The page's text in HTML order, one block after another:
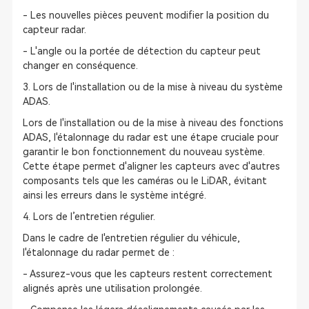
- Les nouvelles pièces peuvent modifier la position du
capteur radar.
- L'angle ou la portée de détection du capteur peut
changer en conséquence.
3. Lors de l'installation ou de la mise à niveau du système
ADAS.
Lors de l'installation ou de la mise à niveau des fonctions
ADAS, l'étalonnage du radar est une étape cruciale pour
garantir le bon fonctionnement du nouveau système.
Cette étape permet d'aligner les capteurs avec d'autres
composants tels que les caméras ou le LiDAR, évitant
ainsi les erreurs dans le système intégré.
4. Lors de l’entretien régulier.
Dans le cadre de l'entretien régulier du véhicule,
l'étalonnage du radar permet de :
- Assurez-vous que les capteurs restent correctement
alignés après une utilisation prolongée.